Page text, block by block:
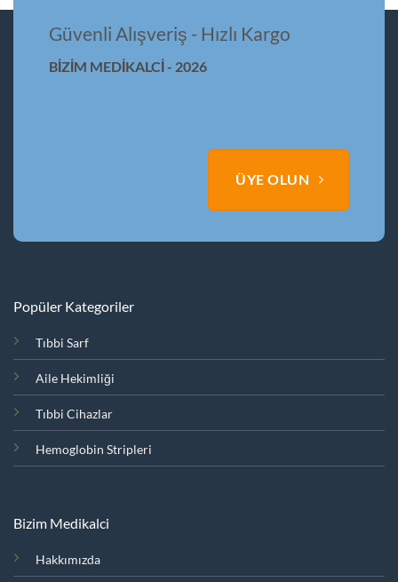
Seçenekler
ürün
Güvenli Alışveriş - Hızlı Kargo
BİZİM MEDİKALCİ - 2026
ÜYE OLUN
Popüler Kategoriler
Tıbbi Sarf
Aile Hekimliği
Tıbbi Cihazlar
Hemoglobin Stripleri
Bizim Medikalci
Hakkımızda